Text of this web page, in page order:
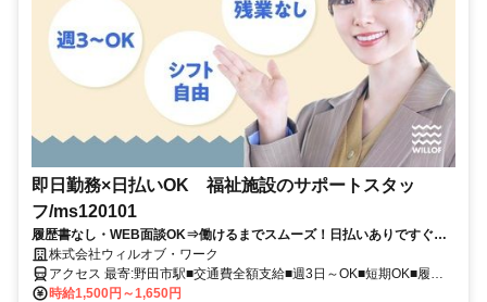
即日勤務×日払いOK 福祉施設のサポートスタッ
フ/ms120101
履歴書なし・WEB面談OK⇒働けるまでスムーズ！日払いありですぐ稼
げる★介護デビュー応援！
株式会社ウィルオブ・ワーク
アクセス 最寄:野田市駅■交通費全額支給■週3日～OK■短期OK■履歴
書不要
時給1,500円～1,650円